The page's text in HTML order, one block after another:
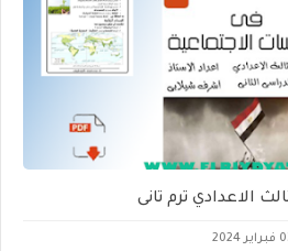
الاعدادي ترم تانى